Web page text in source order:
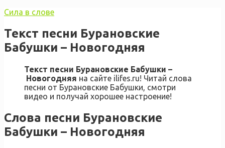
Сила в слове
Текст песни Бурановские
Бабушки – Новогодняя
Текст песни Бурановские Бабушки –
Новогодняя на сайте ilifes.ru! Читай слова
песни от Бурановские Бабушки, смотри
видео и получай хорошее настроение!
Слова песни Бурановские
Бабушки – Новогодняя